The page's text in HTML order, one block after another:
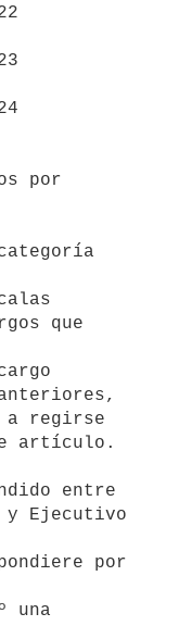
por
que
a regirse
artículo.
entre
Ejecutivo
por
una